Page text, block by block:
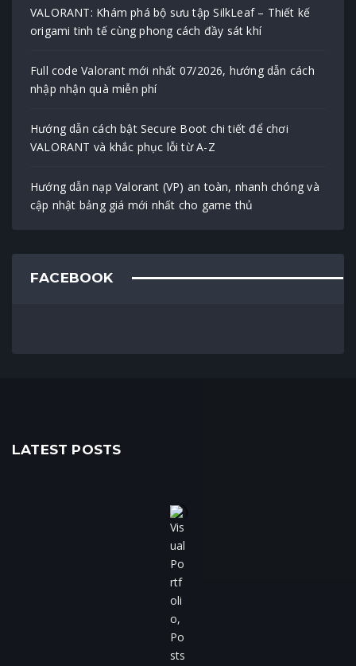
VALORANT: Khám phá bộ sưu tập SilkLeaf – Thiết kế
origami tinh tế cùng phong cách đầy sát khí
Full code Valorant mới nhất 07/2026, hướng dẫn cách
nhập nhận quà miễn phí
Hướng dẫn cách bật Secure Boot chi tiết để chơi
VALORANT và khắc phục lỗi từ A-Z
Hướng dẫn nạp Valorant (VP) an toàn, nhanh chóng và
cập nhật bảng giá mới nhất cho game thủ
FACEBOOK
LATEST POSTS